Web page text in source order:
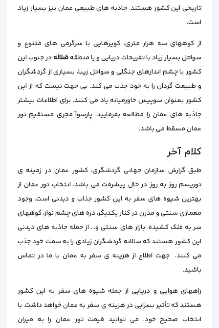
تاریخی این کشور هستند. جاذبه های طبیعی عمان نیز بسیار زیاد
است.
از کوههای سه هزار متری، کویرهایی با سرگرمی های متنوع و
سواحل بسیار زیاد با تفریحات دریایی و یا منطقهصَلالهدر جنوب این
کشور با چشم اندازهای جنگلی و سواحل زیبا، بسیاری از گردشگران
و طبیعت گردان را به خود جذب می کند. بی جهت نیست که از این
کشور بعنوان سوپیس خاورمیانه یاد می کنند. برای اطلاعات بیشتر
جاذبه های عمان را مطالعه بفرمایید. پارسوآ مجری مستقیم تور
عمان مسقط می باشد.
کلام آخر
طبق گزارش سازمان جهانی گردشگری، کشور عمان در زمینه ی
توریسم روز به روز در حال پیشرفت می‌ باشد. انتخاب تور عمان از
بهترین شیوه‌ های سفر به این کشور جذاب و دیدنی است. وجود
معماری سنتی و مدرن در کنار یکدیگر، دره‌ های چشم‌ نواز، کوههای
سر به فلک کشیده، بازار های سنتی و… از جمله جاذبه‌ های دیدنی
این کشور هستند که سالانه گردشگران زیادی را به سمت خود جذب
می کنند. جهت اطلاع از هزینه ی سفر به عمان با ما در تماس
باشید.
راههای هوایی و دریایی از جمله شیوه‌ های سفر به این کشور
هستند که تأثیر بسزایی در هزینه ی سفر به عمان خواهد داشت. با
انتخاب صحیح خود، می‌ توانید قیمت تور عمان را به میزان